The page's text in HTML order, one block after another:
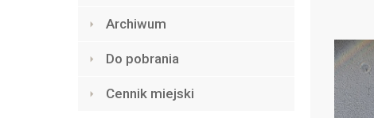
Archiwum
Do pobrania
Cennik miejski